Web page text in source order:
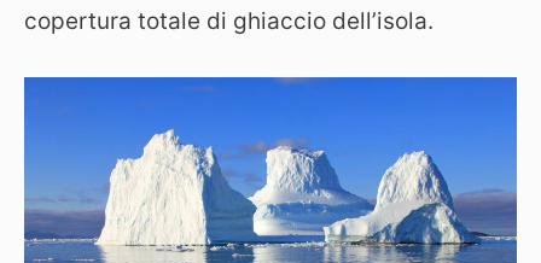
copertura totale di ghiaccio dell’isola.